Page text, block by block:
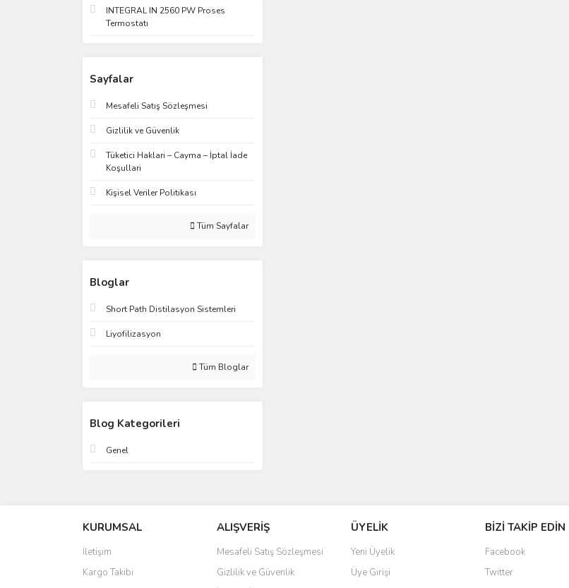
INTEGRAL IN 2560 PW Proses
Termostatı
Sayfalar
Mesafeli Satış Sözleşmesi
Gizlilik ve Güvenlik
Tüketici Haklari – Cayma – İptal İade
Koşullari
Kişisel Veriler Politikası
Tüm Sayfalar
Bloglar
Short Path Distilasyon Sistemleri
Liyofilizasyon
Tüm Bloglar
Blog Kategorileri
Genel
KURUMSAL
İletişim
Kargo Takibi
ALIŞVERİŞ
Mesafeli Satış Sözleşmesi
Gizlilik ve Güvenlik
ÜYELİK
Yeni Üyelik
Üye Girişi
BİZİ TAKİP EDİN
Facebook
Twitter